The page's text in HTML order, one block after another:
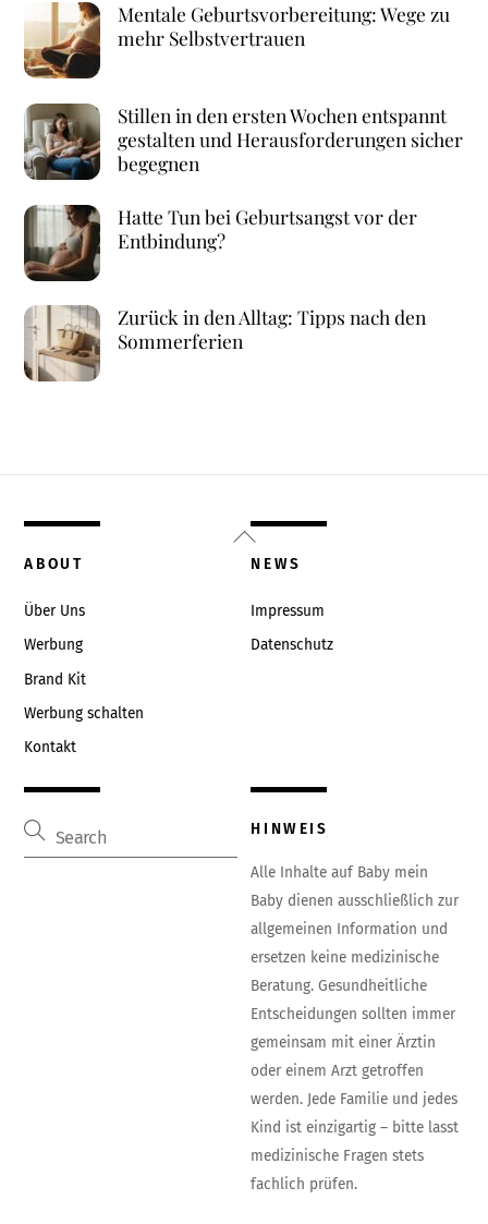
Mentale Geburtsvorbereitung: Wege zu
mehr Selbstvertrauen
Stillen in den ersten Wochen entspannt
gestalten und Herausforderungen sicher
begegnen
Hatte Tun bei Geburtsangst vor der
Entbindung?
Zurück in den Alltag: Tipps nach den
Sommerferien
Back
To
ABOUT
Über Uns
Werbung
Brand Kit
Werbung schalten
Kontakt
NEWS
Impressum
Datenschutz
HINWEIS
Alle Inhalte auf Baby mein
Baby dienen ausschließlich zur
allgemeinen Information und
ersetzen keine medizinische
Beratung. Gesundheitliche
Entscheidungen sollten immer
gemeinsam mit einer Ärztin
oder einem Arzt getroffen
werden. Jede Familie und jedes
Kind ist einzigartig – bitte lasst
medizinische Fragen stets
fachlich prüfen.